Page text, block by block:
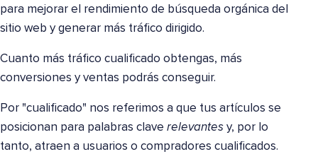
para mejorar el rendimiento de búsqueda orgánica del
sitio web y generar más tráfico dirigido.
Cuanto más tráfico cualificado obtengas, más
conversiones y ventas podrás conseguir.
Por "cualificado" nos referimos a que tus artículos se
posicionan para palabras clave relevantes y, por lo
tanto, atraen a usuarios o compradores cualificados.